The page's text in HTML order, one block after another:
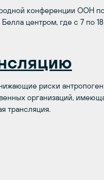
конференции ООН
центром, где с 7 по
риски
организаций,
трансляция.